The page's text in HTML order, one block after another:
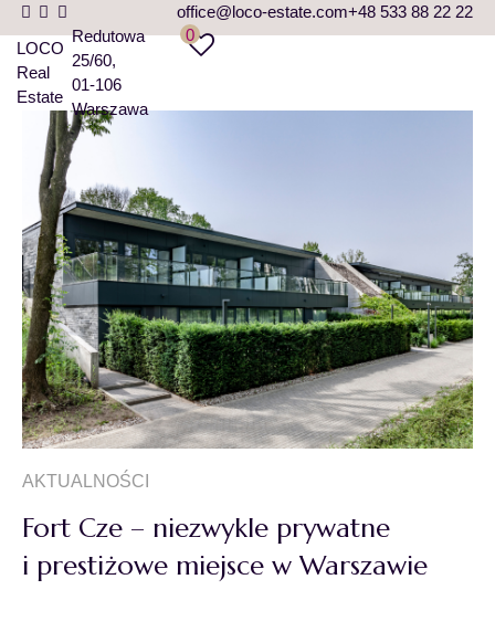
LOCO
Real
Estate
Redutowa
25/60
01-106
Warszawa
office@loco-estate.com+48 533 88 22 22
0
AKTUALNOŚCI
Fort Cze – niezwykle prywatne
i prestiżowe miejsce w Warszawie